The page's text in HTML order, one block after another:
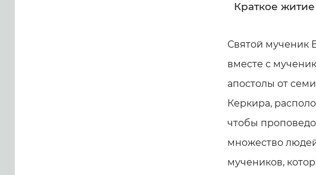
Краткое
Святой мученик
вместе с
апостолы от
Керкира,
чтобы
множество
мучеников,